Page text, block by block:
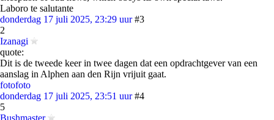
Laboro te salutante
donderdag 17 juli 2025, 23:29 uur #3
2
Izanagi
quote:
Dit is de tweede keer in twee dagen dat een opdrachtgever van een
aanslag in Alphen aan den Rijn vrijuit gaat.
fotofoto
donderdag 17 juli 2025, 23:51 uur #4
5
Bushmaster